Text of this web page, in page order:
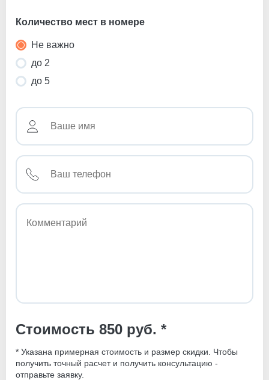
Количество мест в номере
Не важно
до 2
до 5
Стоимость 850 руб. *
* Указана примерная стоимость и размер скидки. Чтобы
получить точный расчет и получить консультацию -
отправьте заявку.